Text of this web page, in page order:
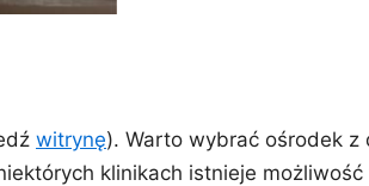
witrynę). Warto wybrać ośrodek z
klinikach istnieje możliwość